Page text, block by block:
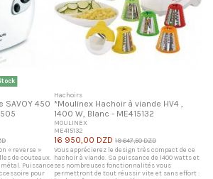
SAVOY 450
« reverse »
de couteaux.
Puissance
pour
Hachoirs
*Moulinex Hachoir à viande HV4 ,
1400 W, Blanc - ME415132
MOULINEX
ME415132
16 950,00 DZD 19 647,50 DZD
Vous apprécierez le design très compact de ce
hachoir à viande. Sa puissance de 1400 watts et
ses nombreuses fonctionnalités vous
permettront de tout réussir vite et sans effort :